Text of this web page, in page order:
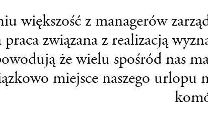
większość z managerów
praca związana z realizacją
że wielu spośród nas
miejsce naszego urlopu